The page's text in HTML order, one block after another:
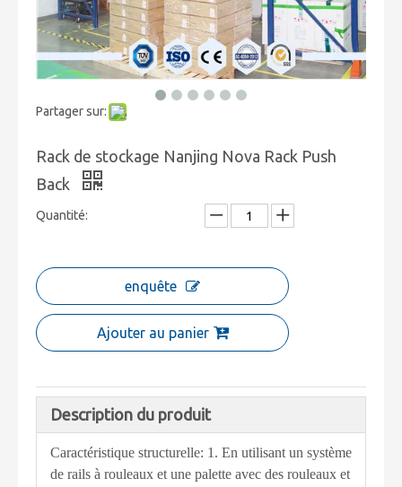
Partager sur:
Rack de stockage Nanjing Nova Rack Push
Back
Quantité:
enquête
Ajouter au panier
Description du produit
Caractéristique structurelle: 1. En utilisant un système
de rails à rouleaux et une palette avec des rouleaux et